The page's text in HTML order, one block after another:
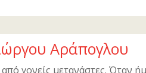
Αράπογλου
γονείς μετανάστες. Όταν